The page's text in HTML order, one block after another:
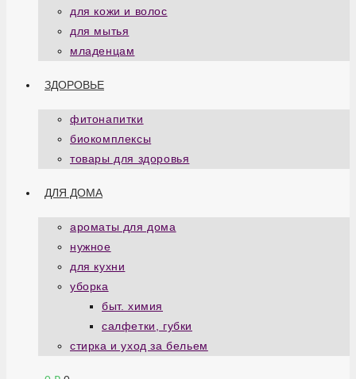
для кожи и волос
для мытья
младенцам
ЗДОРОВЬЕ
фитонапитки
биокомплексы
товары для здоровья
ДЛЯ ДОМА
ароматы для дома
нужное
для кухни
уборка
быт. химия
салфетки, губки
стирка и уход за бельем